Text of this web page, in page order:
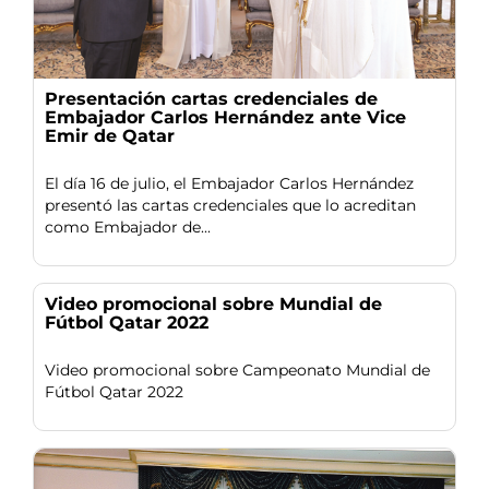
Presentación cartas credenciales de
Embajador Carlos Hernández ante Vice
Emir de Qatar
El día 16 de julio, el Embajador Carlos Hernández
presentó las cartas credenciales que lo acreditan
como Embajador de...
Video promocional sobre Mundial de
Fútbol Qatar 2022
Video promocional sobre Campeonato Mundial de
Fútbol Qatar 2022